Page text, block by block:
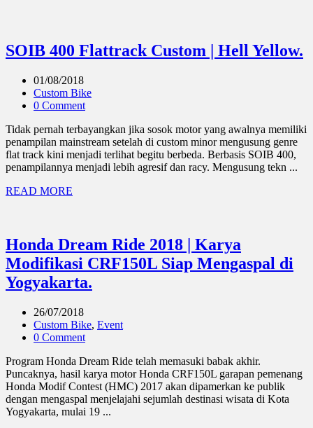
SOIB 400 Flattrack Custom | Hell Yellow.
01/08/2018
Custom Bike
0 Comment
Tidak pernah terbayangkan jika sosok motor yang awalnya memiliki
penampilan mainstream setelah di custom minor mengusung genre
flat track kini menjadi terlihat begitu berbeda. Berbasis SOIB 400,
penampilannya menjadi lebih agresif dan racy. Mengusung tekn ...
READ MORE
Honda Dream Ride 2018 | Karya
Modifikasi CRF150L Siap Mengaspal di
Yogyakarta.
26/07/2018
Custom Bike, Event
0 Comment
Program Honda Dream Ride telah memasuki babak akhir.
Puncaknya, hasil karya motor Honda CRF150L garapan pemenang
Honda Modif Contest (HMC) 2017 akan dipamerkan ke publik
dengan mengaspal menjelajahi sejumlah destinasi wisata di Kota
Yogyakarta, mulai 19 ...